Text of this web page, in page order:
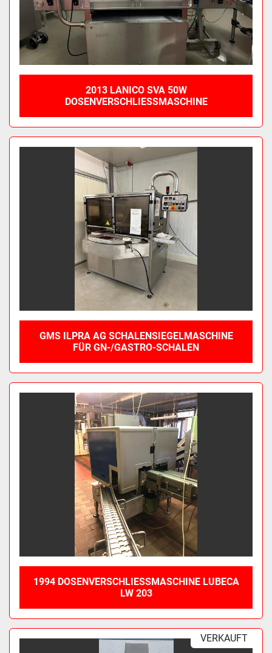
2013 LANICO SVA 50W
DOSENVERSCHLIESSMASCHINE
GMS ILPRA AG SCHALENSIEGELMASCHINE
FÜR GN-/GASTRO-SCHALEN
1994 DOSENVERSCHLIESSMASCHINE LUBECA L
W 203
VERKAUFT